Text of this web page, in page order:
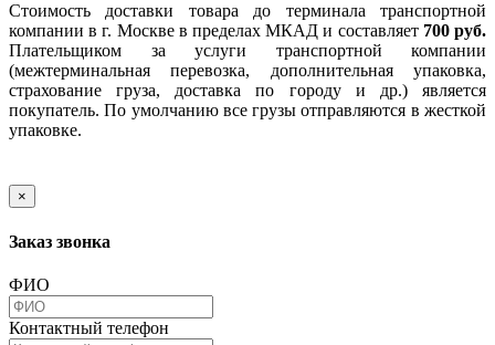
Стоимость доставки товара до терминала транспортной
компании в г. Москве в пределах МКАД и составляет 700 руб.
Плательщиком за услуги транспортной компании
(межтерминальная перевозка, дополнительная упаковка,
страхование груза, доставка по городу и др.) является
покупатель. По умолчанию все грузы отправляются в жесткой
упаковке.
×
Заказ звонка
ФИО
Контактный телефон